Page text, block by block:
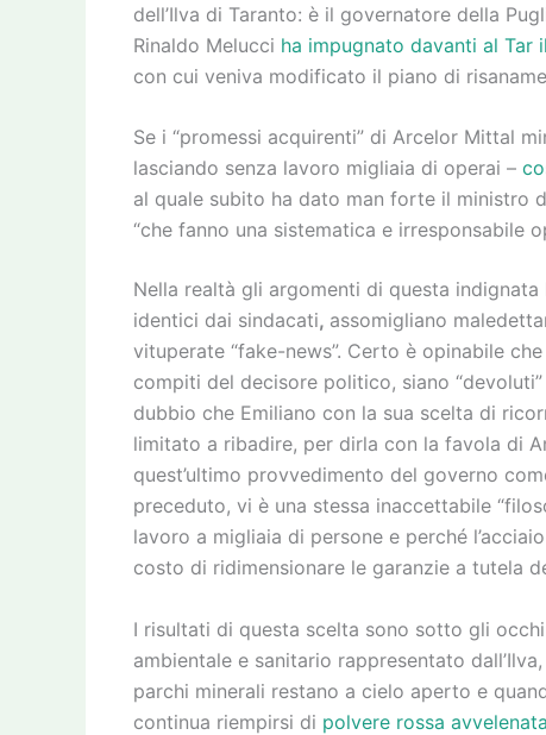
dell’Ilva di Taranto: è il governatore della
Rinaldo Melucci ha impugnato davanti al Tar
con cui veniva modificato il piano di
Se i “promessi acquirenti” di Arcelor Mittal
lasciando senza lavoro migliaia di operai –
al quale subito ha dato man forte il ministro
“che fanno una sistematica e irresponsabile
Nella realtà gli argomenti di questa
identici dai sindacati, assomigliano
vituperate “fake-news”. Certo è opinabile
compiti del decisore politico, siano
dubbio che Emiliano con la sua scelta di
limitato a ribadire, per dirla con la favola di
quest’ultimo provvedimento del governo
preceduto, vi è una stessa inaccettabile
lavoro a migliaia di persone e perché
costo di ridimensionare le garanzie a tutela
I risultati di questa scelta sono sotto gli
ambientale e sanitario rappresentato dall’Ilva,
parchi minerali restano a cielo aperto e
continua riempirsi di polvere rossa avvelenata